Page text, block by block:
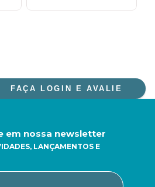
FAÇA LOGIN E AVALIE
em nossa newsletter
LANÇAMENTOS E